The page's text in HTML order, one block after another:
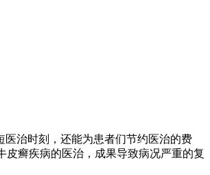
治时刻，还能为患者们节约医治的费
癣疾病的医治，成果导致病况严重的复